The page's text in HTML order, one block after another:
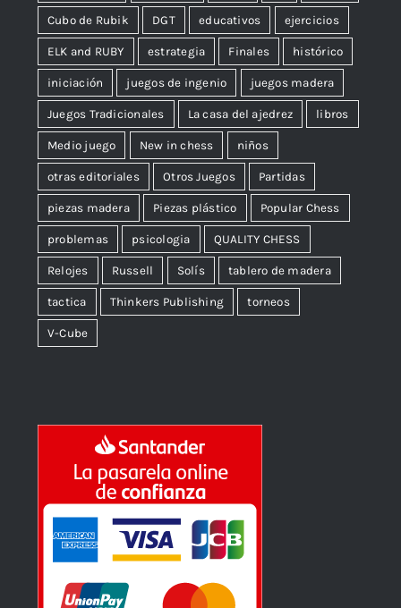
Cubo de Rubik DGT educativos ejercicios
ELK and RUBY estrategia Finales histórico
iniciación juegos de ingenio juegos madera
Juegos Tradicionales La casa del ajedrez libros
Medio juego New in chess niños
otras editoriales Otros Juegos Partidas
piezas madera Piezas plástico Popular Chess
problemas psicologia QUALITY CHESS
Relojes Russell Solís tablero de madera
tactica Thinkers Publishing torneos
V-Cube